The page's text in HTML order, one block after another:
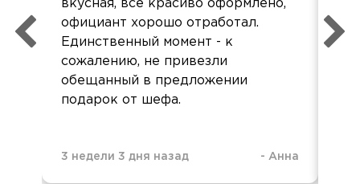
вкусная, всё красиво оформлено,
официант хорошо отработал.
Единственный момент - к
сожалению, не привезли
обещанный в предложении
подарок от шефа.
3 недели 3 дня назад - Анна